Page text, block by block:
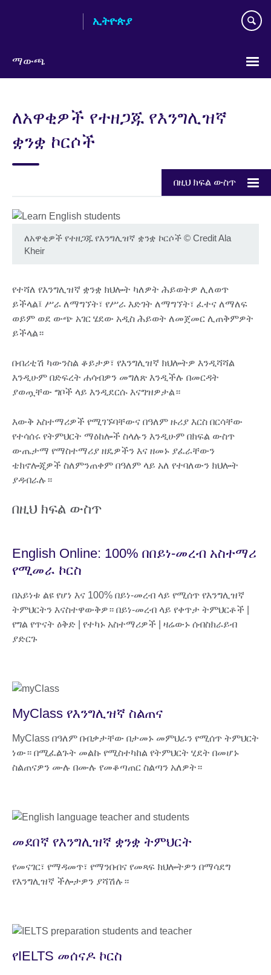
ኢትዮጵያ
ማውጫ
language
ለአዋቂዎች የተዘጋጁ የእንግሊዝኛ
ቋንቋ ኮርሶች
በዚህ ክፍል ውስጥ
ለአዋቂዎች የተዘጋጁ የእንግሊዝኛ ቋንቋ ኮርሶች © Credit Ala
Kheir
የተሻለ የእንግሊዝኛ ቋንቋ ክህሎት ካለዎት ሕይወትዎ ሊለወጥ
ይችላል፤ ሥራ ለማግኘት፣ የሥራ እድገት ለማግኘት፣ ፈተና ለማለፍ
ወይም ወደ ውጭ አገር ሄደው አዲስ ሕይወት ለመጀመር ሊጠቅምዎት
ይችላል።
በብሪቲሽ ካውንስል ቆይታዎ፣ የእንግሊዝኛ ክህሎትዎ እንዲሻሻል
እንዲሁም በድፍረት ሐሳብዎን መግለጽ እንዲችሉ በመርዳት
ያወጧቸው ግቦች ላይ እንዲደርሱ እናግዝዎታል።
እውቅ አስተማሪዎች የሚገኙባቸውና በዓለም ዙሪያ እርስ በርሳቸው
የተሳሰሩ የትምህርት ማዕከሎች ስላሉን እንዲሁም በክፍል ውስጥ
ውጤታማ የማስተማሪያ ዘዴዎችን እና ዘመኑ ያፈራቸውን
ቴክኖሎጂዎች ስለምንጠቀም በዓለም ላይ አለ የተባለውን ክህሎት
ያዳብራሉ።
በዚህ ክፍል ውስጥ
English Online: 100% በበይነ-መረብ አስተማሪ
የሚመራ ኮርስ
በአይነቱ ልዩ የሆነ እና 100% በይነ-መረብ ላይ የሚሰጥ የእንግሊዝኛ
ትምህርትን እናስተዋውቅዎ። በይነ-መረብ ላይ የቀጥታ ትምህርቶች |
የግል የጥናት ዕቅድ | የተካኑ አስተማሪዎች | ዛሬውኑ ሰብስክራይብ
ያድርጉ
MyClass የእንግሊዝኛ ስልጠና
MyClass በዓለም በብቃታቸው በታመኑ መምህራን የሚሰጥ ትምህርት
ነው። በሚፈልጉት መልኩ የሚስተካከል የትምህርት ሂደት በመሆኑ
ስልጠናዎን ሙሉ በሙሉ የመቆጣጠር ስልጣን አለዎት።
መደበኛ የእንግሊዝኛ ቋንቋ ትምህርት
የመናገር፣ የማዳመጥ፣ የማንበብና የመጻፍ ክህሎትዎን በማሳደግ
የእንግሊዝኛ ችሎታዎን ያሻሽሉ።
የIELTS መሰናዶ ኮርስ